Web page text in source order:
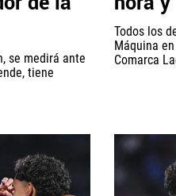
se medirá ante
tiene
Todos los
Máquina
Comarca